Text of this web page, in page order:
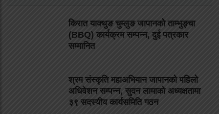
किरात याक्थुङ चुम्लुङ जापानको ताम्भुङ्चा
(BBQ) कार्यक्रम सम्पन्न, दुई पत्रकार
सम्मानित
श्रम संस्कृति महाअभियान जापानको पहिलो
अधिवेशन सम्पन्न, सुदन लामाको अध्यक्षतामा
३९ सदस्यीय कार्यसमिति गठन